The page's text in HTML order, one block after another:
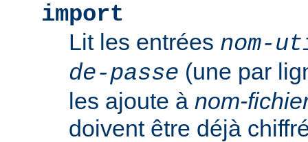
import
Lit les entrées nom-
de-passe (une par
les ajoute à nom-
doivent être déjà